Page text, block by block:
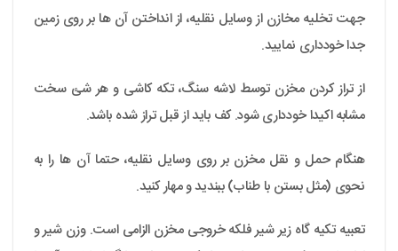
جهت تخلیه مخازن از وسایل نقلیه، از انداختن آن ها بر روی زمین
جدا خودداری نمایید.
از تراز کردن مخزن توسط لاشه سنگ، تکه کاشی و هر شئ سخت
مشابه اکیدا خودداری شود. کف باید از قبل تراز شده باشد.
هنگام حمل و نقل مخزن بر روی وسایل نقلیه، حتما آن ها را به
نحوی (مثل بستن با طناب) ببندید و مهار کنید.
تعبیه تکیه گاه زیر شیر فلکه خروجی مخزن الزامی است. وزن شیر و